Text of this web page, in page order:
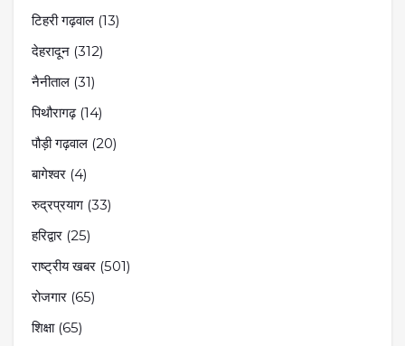
टिहरी गढ़वाल (13)
देहरादून (312)
नैनीताल (31)
पिथौरागढ़(14)
पौड़ी गढ़वाल (20)
बागेश्वर (4)
रुद्रप्रयाग (33)
हरिद्वार (25)
राष्ट्रीय खबर (501)
रोजगार (65)
शिक्षा(65)